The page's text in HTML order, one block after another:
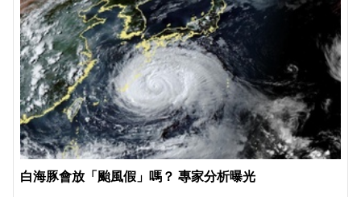
白海豚會放「颱風假」嗎？ 專家分析曝光